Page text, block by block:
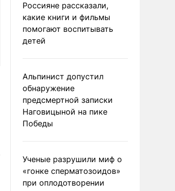
Россияне рассказали,
какие книги и фильмы
помогают воспитывать
детей
Альпинист допустил
обнаружение
предсмертной записки
Наговицыной на пике
Победы
Ученые разрушили миф о
«гонке сперматозоидов»
при оплодотворении